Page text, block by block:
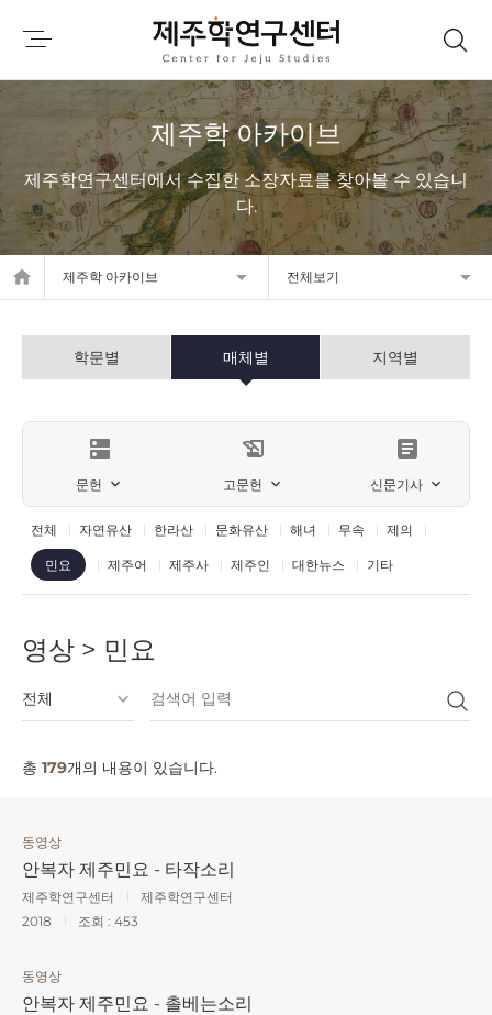
제주학 아카이브
제주학연구센터에서 수집한 소장자료를 찾아볼 수 있습니
다.
home 제주학 아카이브 전체보기
학문별 매체별 지역별
dns
문헌
history_edu
고문헌
article
신문기사
전체 자연유산 한라산 문화유산 해녀 무속 제의
민요 제주어 제주사 제주인 대한뉴스 기타
영상 > 민요
총 179개의 내용이 있습니다.
동영상
안복자 제주민요 - 타작소리
제주학연구센터
제주학연구센터
2018
조회 : 453
동영상
안복자 제주민요 - 촐베는소리